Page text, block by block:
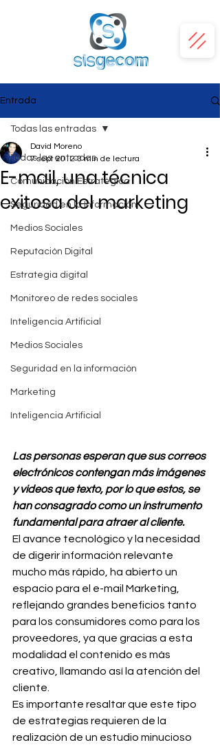
Entrada
Todas las entradas
Comunicación Estratégica
Seguridad en la Información
Medios Sociales
Reputación Digital
Estrategia digital
Monitoreo de redes sociales
Inteligencia Artificial
Medios Sociales
Seguridad en la información
Marketing
Inteligencia Artificial
Todas las entradas
E-mail, una técnica
exitosa del marketing
David Moreno
7 sept 2012 3 min de lectura
Las personas esperan que sus correos
electrónicos contengan más imágenes
y videos que texto, por lo que estos, se
han consagrado como un instrumento
fundamental para atraer al cliente.
El avance tecnológico y la necesidad
de digerir información relevante
mucho más rápido, ha abierto un
espacio para el e-mail Marketing,
reflejando grandes beneficios tanto
para los consumidores como para los
proveedores, ya que gracias a esta
modalidad el contenido es más
creativo, llamando así la atención del
cliente.
Es importante resaltar que este tipo
de estrategias requieren de la
realización de un estudio minucioso